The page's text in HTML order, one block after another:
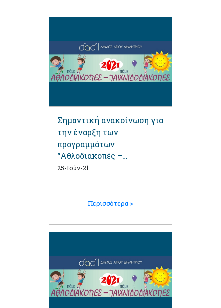
Σημαντική ανακοίνωση για
την έναρξη των
προγραμμάτων
“Αθλοδιακοπές –
Παιχνιδοδιακοπές 2021”
25-Ιούν-21
Περισσότερα >